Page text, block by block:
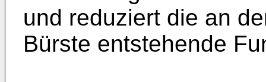
und reduziert die an
Bürste entstehende